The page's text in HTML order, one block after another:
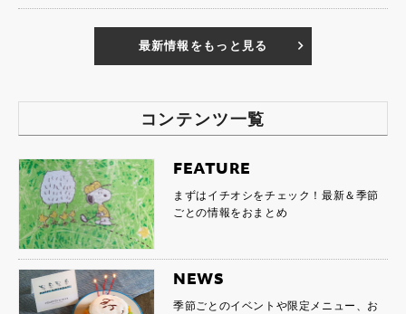
最新情報をもっと見る
コンテンツ一覧
FEATURE
まずはイチオシをチェック！最新＆季節
ごとの情報をおまとめ
NEWS
季節ごとのイベントや限定メニュー、お